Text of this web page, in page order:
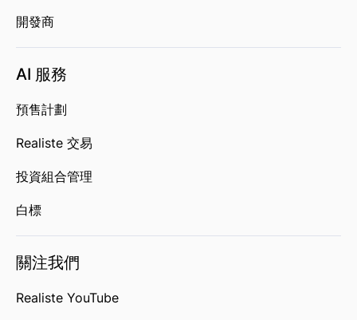
開發商
AI 服務
預售計劃
Realiste 交易
投資組合管理
白標
關注我們
Realiste YouTube